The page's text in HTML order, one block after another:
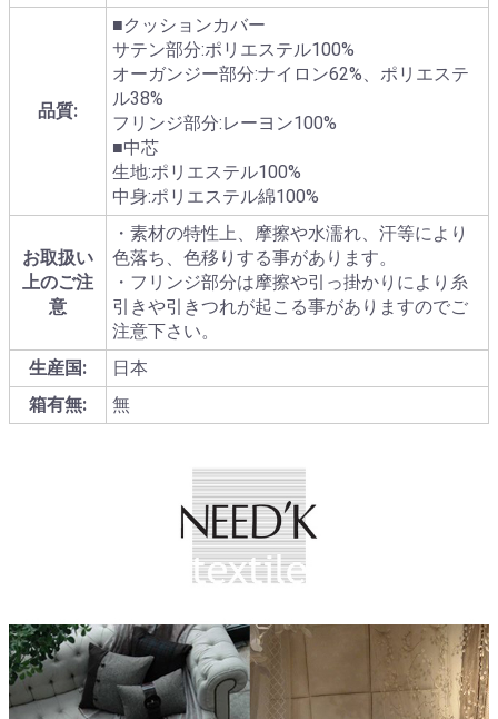
品質:
■クッションカバー
サテン部分:ポリエステル100%
オーガンジー部分:ナイロン62%、ポリエステ
ル38%
フリンジ部分:レーヨン100%
■中芯
生地:ポリエステル100%
中身:ポリエステル綿100%
お取扱い
上のご注
意
・素材の特性上、摩擦や水濡れ、汗等により
色落ち、色移りする事があります。
・フリンジ部分は摩擦や引っ掛かりにより糸
引きや引きつれが起こる事がありますのでご
注意下さい。
生産国:
日本
箱有無:
無